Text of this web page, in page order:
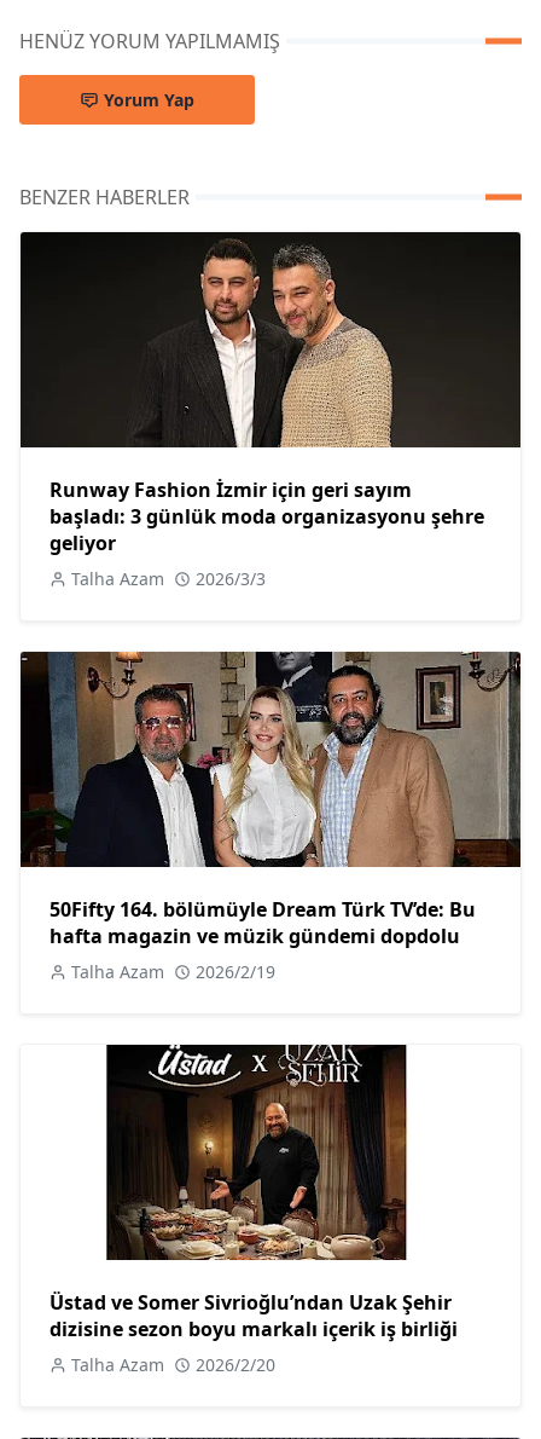
HENÜZ YORUM YAPILMAMIŞ
Yorum Yap
BENZER HABERLER
Runway Fashion İzmir için geri sayım
başladı: 3 günlük moda organizasyonu şehre
geliyor
Talha Azam 2026/3/3
50Fifty 164. bölümüyle Dream Türk TV’de: Bu
hafta magazin ve müzik gündemi dopdolu
Talha Azam 2026/2/19
Üstad ve Somer Sivrioğlu’ndan Uzak Şehir
dizisine sezon boyu markalı içerik iş birliği
Talha Azam 2026/2/20